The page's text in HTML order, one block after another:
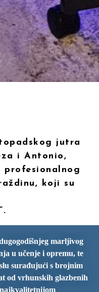
jutra
i Antonio,
koji su
marljivog
u učenje i opremu, te
surađujući s brojnim
od vrhunskih glazbenih